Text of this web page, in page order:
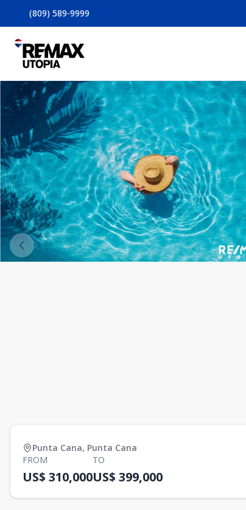
(809) 589-9999
Punta Cana, Punta Cana
FROM
US$ 310,000
TO
US$ 399,000